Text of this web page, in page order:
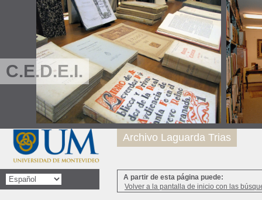
C.E.D.E.I.
A partir de esta página puede:
Volver a la pantalla de inicio con las
Archivo Laguarda Trias